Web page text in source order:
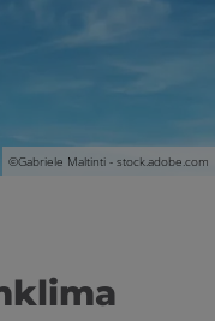
©Gabriele Maltinti - stock.adobe.com